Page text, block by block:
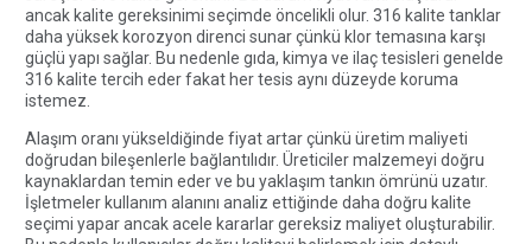
ancak kalite gereksinimi seçimde öncelikli olur. 316 kalite tanklar
daha yüksek korozyon direnci sunar çünkü klor temasına karşı
güçlü yapı sağlar. Bu nedenle gıda, kimya ve ilaç tesisleri genelde
316 kalite tercih eder fakat her tesis aynı düzeyde koruma
istemez.
Alaşım oranı yükseldiğinde fiyat artar çünkü üretim maliyeti
doğrudan bileşenlerle bağlantılıdır. Üreticiler malzemeyi doğru
kaynaklardan temin eder ve bu yaklaşım tankın ömrünü uzatır.
İşletmeler kullanım alanını analiz ettiğinde daha doğru kalite
seçimi yapar ancak acele kararlar gereksiz maliyet oluşturabilir.